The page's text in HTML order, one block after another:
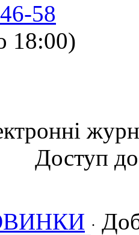
58
18:00)
Доступ
·